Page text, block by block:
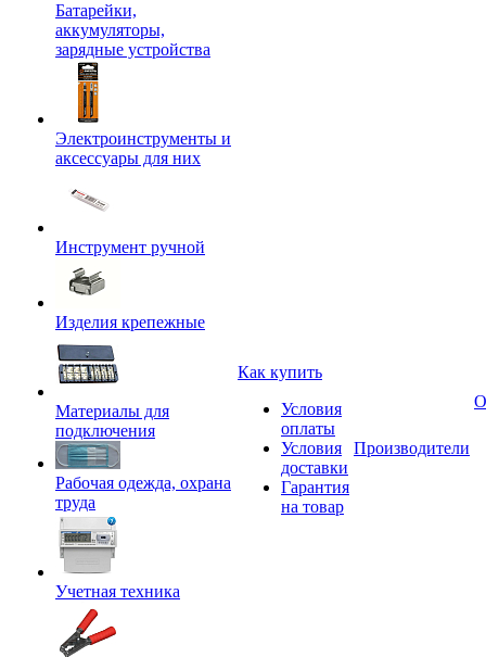
Батарейки,
аккумуляторы,
зарядные устройства
Электроинструменты и
аксессуары для них
Инструмент ручной
Изделия крепежные
Материалы для
подключения
Рабочая одежда, охрана
труда
Учетная техника
Как купить
Условия
оплаты
Условия
доставки
Гарантия
на товар
Производители